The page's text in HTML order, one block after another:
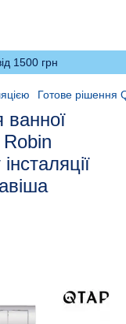
1500 грн
Готове рішення
ванної
Robin